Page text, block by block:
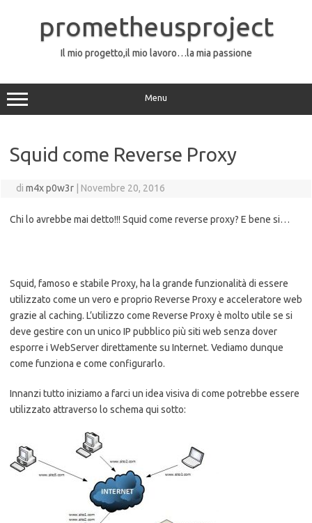
contenutoprometheusproject
Il mio progetto,il mio lavoro…la mia passione
Menu
Squid come Reverse Proxy
di m4x p0w3r Novembre 20, 2016
Chi lo avrebbe mai detto!!! Squid come reverse proxy? E bene si…
Squid, famoso e stabile Proxy, ha la grande funzionalità di essere
utilizzato come un vero e proprio Reverse Proxy e acceleratore web
grazie al caching. L’utilizzo come Reverse Proxy è molto utile se si
deve gestire con un unico IP pubblico più siti web senza dover
esporre i WebServer direttamente su Internet. Vediamo dunque
come funziona e come configurarlo.
Innanzi tutto iniziamo a farci un idea visiva di come potrebbe essere
utilizzato attraverso lo schema qui sotto: